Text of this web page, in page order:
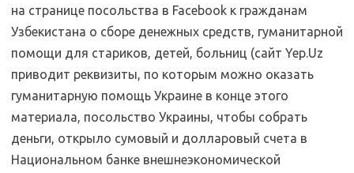
на странице посольства в Facebook к гражданам
Узбекистана о сборе денежных средств, гуманитарной
помощи для стариков, детей, больниц (сайт Yep.Uz
приводит реквизиты, по которым можно оказать
гуманитарную помощь Украине в конце этого
материала, посольство Украины, чтобы собрать
деньги, открыло сумовый и долларовый счета в
Национальном банке внешнеэкономической